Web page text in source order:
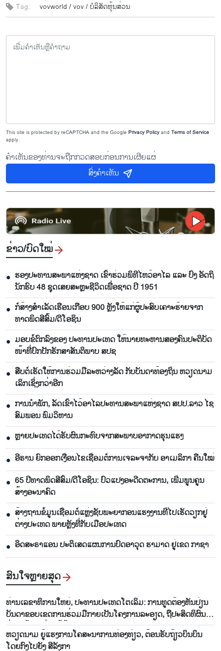
Tag: vovworld /vov /ບໍ​ລິ​ສັດຫຸ້ນ​ສ່ວນ
This site is protected by reCAPTCHA and the Google Privacy Policyand Terms of Service
apply.
ຄຳເຫັນຂອງທ່ານຈະຖືກກວດສອບກ່ອນການເຜີຍແຜ່
ສົ່ງຄຳເຫັນ
ຂ່າວ/ບົດ​ໃໝ່
● ຮອງ​ປະ​ທານ​ສະ​ພາ​ແຫ່ງ​ຊາດ ເຂົ້າ​ຮ່ວມ​ພິ​ທີ​ໄຫວ້​ອາ​ໄລ ແລະ ປົ່ງ​ ອັດ​ຖິ​
ນັກ​ຮົບ​ 48 ຊຸດເສຍ​ສະຫຼະ​ຊີ​ວິດ​ເພື່ອ​ຊາດ ປີ 1951
● ກໍ່​ສ້າງ​ສຳ​ເລັດ​ເຮືອນເກືອບ 900 ຫຼັງ​ໃຫ້​ແກ່​ຜູ້​ປະ​ສົບ​ເຄາ​ະ​ຮ້າຍ​ຈາກ​
ທາດ​ພິດ​ສີ​ສົ້ມ/ດີ​ໂອ​ຊິນ​
● ມອບ​ຂໍ້​ຕົກ​ລົງ​ຂອງ​ ປະ​ທານ​ປະ​ເທດ ໃຫ້​ນາຍ​ທະ​ຫານ​ສອງ​ຄົນ​ປະ​ຕິ​ບັດ​
ໜ້າ​ທີ່​ປົກ​ປັກ​ຮັກ​ສາ​ສັນ​ຕິ​ພາບ ສ​ປ​ຊ
● ສືບ​ຕໍ່​ເຮັດ​ໃຫ້​ການ​ຮ່ວມມື​ລະ​ຫວ່າງ​ລັດ ກັບ​ບັນ​ດາ​ທ້ອງ​ຖິ່ນ ຫວຽດ​ນາມ
ເລິກ​ເຊິ່ງກວ່າ​ອີກ
● ການ​ນຳ​ພັກ​, ລັດ​ເຂົ້າ​ໄວ້​ອາ​ໄລ​ປະ​ທານ​ສະ​ພາ​ແຫ່ງ​ຊາດ ສ​ປ​ປ.ລາວ ໄຊ​
ສົມ​ພອນ ພົມ​ວິ​ຫານ
● ຫຼາຍປະເທດໄດ້ຮັບຜົນກະທົບຈາກສະພາບອາກາດຮຸນແຮງ
● ອີຣານ ຍົກອອກເງື່ອນໄຂເຊື່ອມຕໍ່ການເຈລະຈາກັບ ອາເມລິກາ ຄືນໃໝ່
● 65 ​ປີທາດ​ພິດ​ສີ​ສົ້ມ/ດີ​ໂອ​ຊິນ: ປົວ​ແປງ​ອະ​ດີດ​ຕະ​ການ, ເພີ່ມ​ພູນ​ຄູນ​
ສ້າງ​ອະ​ນາຄົດ
● ສ້າງຖານຂໍ້ມູນເຊື່ອມຕໍ່ແຫຼ່ງຊັບພະຍາກອນແຮງງານທີ່ໄປເຮັດວຽກຢູ່
ຕ່າງປະເທດ ພາຍຫຼັງທີ່ກັບເມືອປະເທດ
● ອິດສະຣາແອນ ປະຕິເສດແຜນການປົດອາວຸດ ຮາມາດ ຢູ່ເຂດ ກາຊາ
ສົນ​ໃຈ​ຫຼາຍ​ສຸດ
ທ່ານ​ເລ​ຂາ​ທິ​ການ​ໃຫຍ່, ປະ​ທານ​ປະ​ເທດ​ໂຕ​ເລິມ: ການ​ທູດ​ຕ້ອງ​ຫັນ​ປ່ຽນ​
ບັນ​ດາ​ຂອບ​ເຂດ​ການ​ຮ່ວມ​ມື​ກາຍ​ເປັນ​ໂຄງ​ການ​ລະ​ອຽດ​, ຖື​ປະ​ສິດ​ທິ​ຜົນ​
ຢ່າງ​ແທ້​ຈິງ​ແມ່ນ​ໄມ້ຫຼ້າ​ວັດ​ແທກ
ຫວຽດ​ນາມ ຍູ້​ແຮງ​ການ​ໂຄ​ສະ​ນາ​ການ​ທ່ອງ​ທ່ຽວ, ຕ້ອນ​ຮັບ​ຖ້ຽວ​ບິນ​ບິນ​
ໂດຍ​ກົງ​ໄປ​ຍັງ ສີ​ລັງ​ກາ